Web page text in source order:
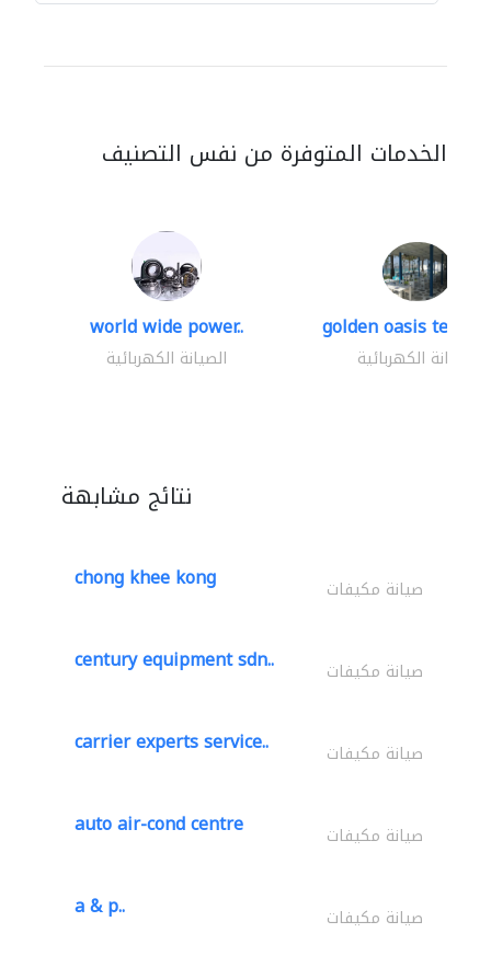
الخدمات المتوفرة من نفس التصنيف
world wide power..
الصيانة الكهربائية
golden oasis
الصيانة الكهربائية
نتائج مشابهة
chong khee kong صيانة مكيفات
century equipment sdn.. صيانة مكيفات
carrier experts service.. صيانة مكيفات
auto air-cond centre صيانة مكيفات
a & p.. صيانة مكيفات